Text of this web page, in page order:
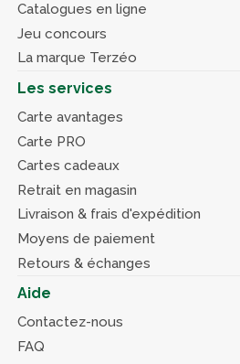
Catalogues en ligne
Jeu concours
La marque Terzéo
Les services
Carte avantages
Carte PRO
Cartes cadeaux
Retrait en magasin
Livraison & frais d'expédition
Moyens de paiement
Retours & échanges
Aide
Contactez-nous
FAQ